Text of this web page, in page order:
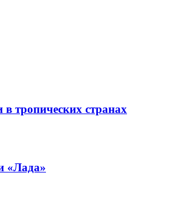
тропических странах
«Лада»